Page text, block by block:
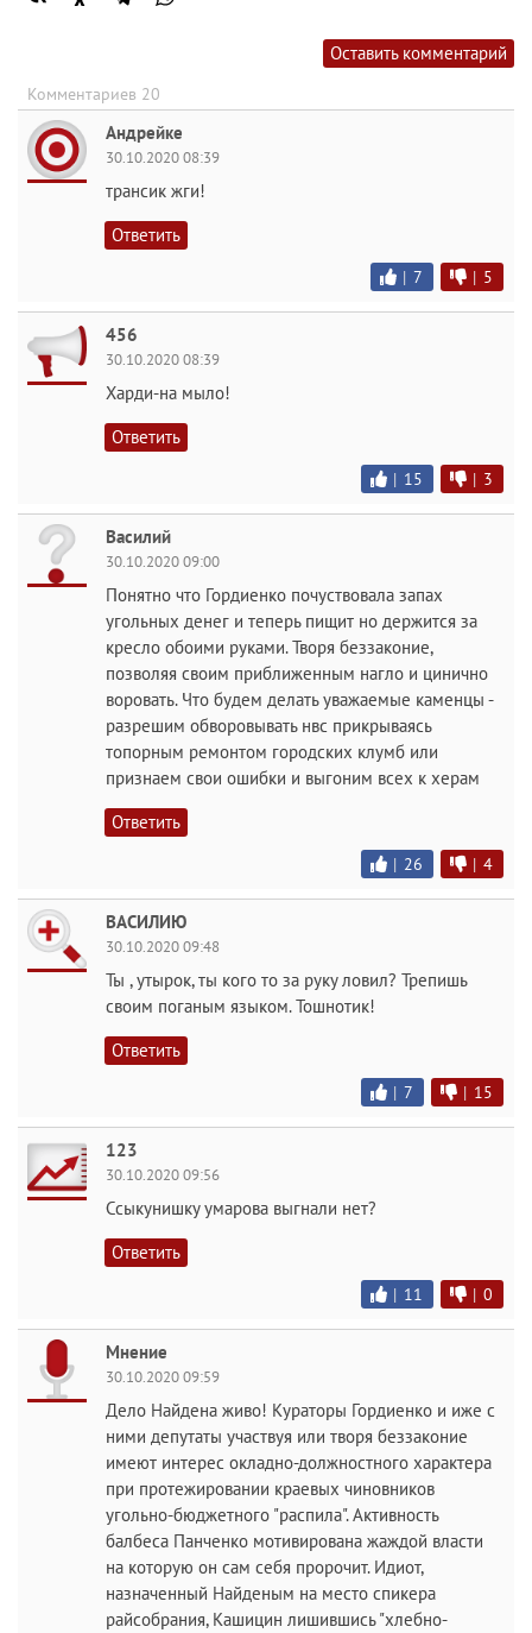
Оставить комментарий
Комментариев 20
Андрейке
30.10.2020 08:39
трансик жги!
Ответить
| 7 | 5
456
30.10.2020 08:39
Харди-на мыло!
Ответить
| 15 | 3
Василий
30.10.2020 09:00
Понятно что Гордиенко почуствовала запах
угольных денег и теперь пищит но держится за
кресло обоими руками. Творя беззаконие,
позволяя своим приближенным нагло и цинично
воровать. Что будем делать уважаемые каменцы -
разрешим обворовывать нвс прикрываясь
топорным ремонтом городских клумб или
признаем свои ошибки и выгоним всех к херам
Ответить
| 26 | 4
ВАСИЛИЮ
30.10.2020 09:48
Ты , утырок, ты кого то за руку ловил? Трепишь
своим поганым языком. Тошнотик!
Ответить
| 7 | 15
123
30.10.2020 09:56
Ссыкунишку умарова выгнали нет?
Ответить
| 11 | 0
Мнение
30.10.2020 09:59
Дело Найдена живо! Кураторы Гордиенко и иже с
ними депутаты участвуя или творя беззаконие
имеют интерес окладно-должностного характера
при протежировании краевых чиновников
угольно-бюджетного "распила". Активность
балбеса Панченко мотивирована жаждой власти
на которую он сам себя пророчит. Идиот,
назначенный Найденым на место спикера
райсобрания, Кашицин лишившись "хлебно-